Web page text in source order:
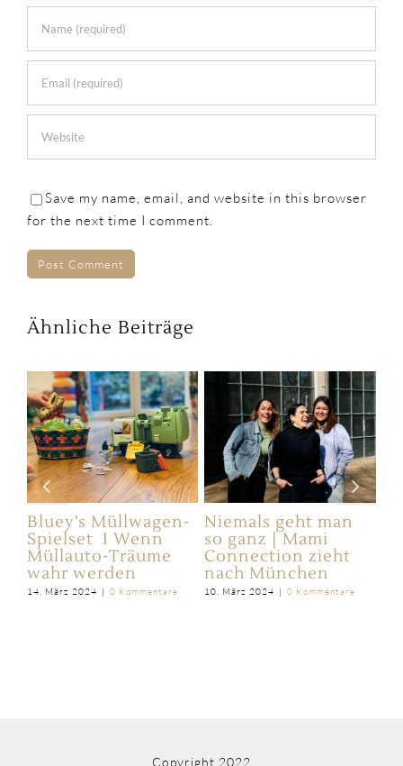
Save my name, email, and website in this browser
for the next time I comment.
Ähnliche Beiträge
Bluey’s Müllwagen-
Spielset I Wenn
Müllauto-Träume
wahr werden
14. März 2024 | 0 Kommentare
Niemals geht man
so ganz | Mami
Connection zieht
nach München
10. März 2024 | 0 Kommentare
Copyright 2022